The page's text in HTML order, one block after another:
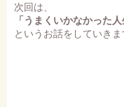
次回は、
「うまくいかなかった
というお話をしていきま